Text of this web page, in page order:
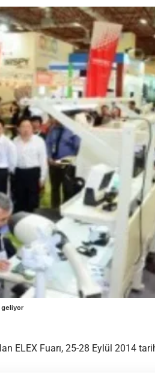
geliyor
ELEX Fuarı, 25-28 Eylül 2014